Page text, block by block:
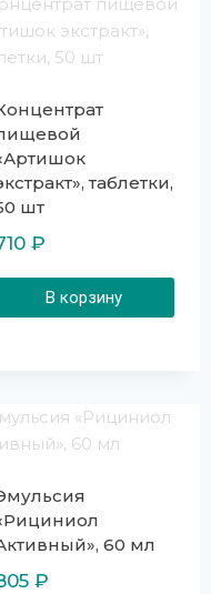
таблетки,
шт
₽
В корзину
60 мл
₽